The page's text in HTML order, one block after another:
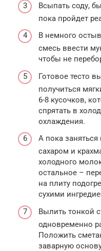
Всыпать соду,
пока пройдет
В немного
смесь ввести
чтобы не
Готовое тесто
получиться
6-8 кусочков,
спрятать в
охлаждения.
А пока
сахаром и
холодного
остальное –
на плиту
сухими
Вылить тонкой
одновременно
Положить
заварную